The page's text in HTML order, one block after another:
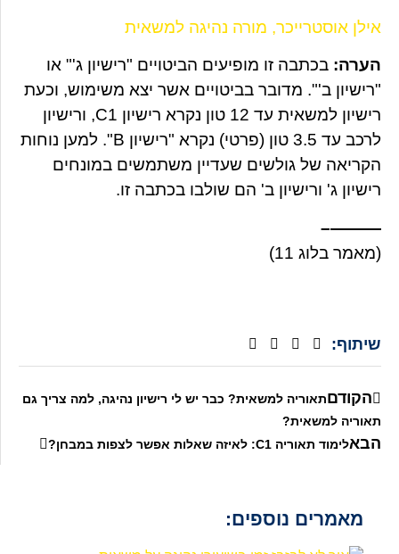
אילן אוסטרייכר, מורה נהיגה למשאית
הערה: בכתבה זו מופיעים הביטויים "רישיון ג'" או
"רישיון ב'". מדובר בביטויים אשר יצא משימוש, וכעת
רישיון למשאית עד 12 טון נקרא רישיון C1, ורישיון
לרכב עד 3.5 טון (פרטי) נקרא "רישיון B". למען נוחות
הקריאה של גולשים שעדיין משתמשים במונחים
רישיון ג' ורישיון ב' הם שולבו בכתבה זו.
———–
(מאמר בלוג 11)
שיתוף:
הקודםתאוריה למשאית? כבר יש לי רישיון נהיגה, למה צריך גם
תאוריה למשאית?
הבאלימוד תאוריה C1: לאיזה שאלות אפשר לצפות במבחן?
מאמרים נוספים: